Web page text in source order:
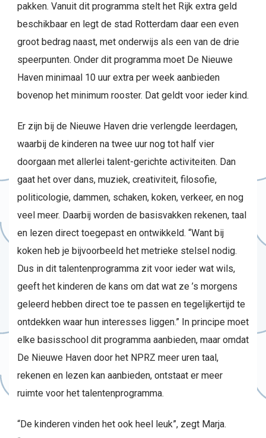
pakken. Vanuit dit programma stelt het Rijk extra geld
beschikbaar en legt de stad Rotterdam daar een even
groot bedrag naast, met onderwijs als een van de drie
speerpunten. Onder dit programma moet De Nieuwe
Haven minimaal 10 uur extra per week aanbieden
bovenop het minimum rooster. Dat geldt voor ieder kind.
Er zijn bij de Nieuwe Haven drie verlengde leerdagen,
waarbij de kinderen na twee uur nog tot half vier
doorgaan met allerlei talent-gerichte activiteiten. Dan
gaat het over dans, muziek, creativiteit, filosofie,
politicologie, dammen, schaken, koken, verkeer, en nog
veel meer. Daarbij worden de basisvakken rekenen, taal
en lezen direct toegepast en ontwikkeld. “Want bij
koken heb je bijvoorbeeld het metrieke stelsel nodig.
Dus in dit talentenprogramma zit voor ieder wat wils,
geeft het kinderen de kans om dat wat ze ’s morgens
geleerd hebben direct toe te passen en tegelijkertijd te
ontdekken waar hun interesses liggen.” In principe moet
elke basisschool dit programma aanbieden, maar omdat
De Nieuwe Haven door het NPRZ meer uren taal,
rekenen en lezen kan aanbieden, ontstaat er meer
ruimte voor het talentenprogramma.
“De kinderen vinden het ook heel leuk”, zegt Marja.